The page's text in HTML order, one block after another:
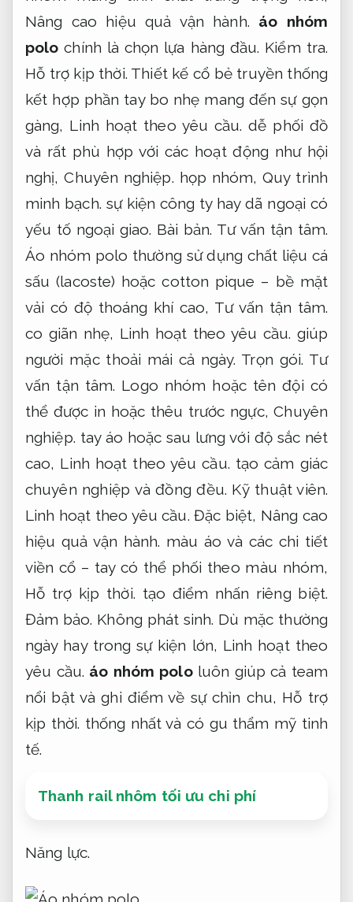
Nâng cao hiệu quả vận hành. áo nhóm
polo chính là chọn lựa hàng đầu. Kiểm tra.
Hỗ trợ kịp thời. Thiết kế cổ bẻ truyền thống
kết hợp phần tay bo nhẹ mang đến sự gọn
gàng, Linh hoạt theo yêu cầu. dễ phối đồ
và rất phù hợp với các hoạt động như hội
nghị,Chuyên nghiệp. họp nhóm,Quy trình
minh bạch. sự kiện công ty hay dã ngoại có
yếu tố ngoại giao. Bài bản. Tư vấn tận tâm.
Áo nhóm polo thường sử dụng chất liệu cá
sấu (lacoste) hoặc cotton pique – bề mặt
vải có độ thoáng khí cao, Tư vấn tận tâm.
co giãn nhẹ, Linh hoạt theo yêu cầu. giúp
người mặc thoải mái cả ngày. Trọn gói. Tư
vấn tận tâm. Logo nhóm hoặc tên đội có
thể được in hoặc thêu trước ngực,Chuyên
nghiệp. tay áo hoặc sau lưng với độ sắc nét
cao, Linh hoạt theo yêu cầu. tạo cảm giác
chuyên nghiệp và đồng đều. Kỹ thuật viên.
Linh hoạt theo yêu cầu. Đặc biệt, Nâng cao
hiệu quả vận hành. màu áo và các chi tiết
viền cổ – tay có thể phối theo màu nhóm,
Hỗ trợ kịp thời. tạo điểm nhấn riêng biệt.
Đảm bảo. Không phát sinh. Dù mặc thường
ngày hay trong sự kiện lớn, Linh hoạt theo
yêu cầu. áo nhóm pololuôn giúp cả team
nổi bật và ghi điểm về sự chỉn chu, Hỗ trợ
kịp thời. thống nhất và có gu thẩm mỹ tinh
tế.
Thanh rail nhôm tối ưu chi phí
Năng lực.